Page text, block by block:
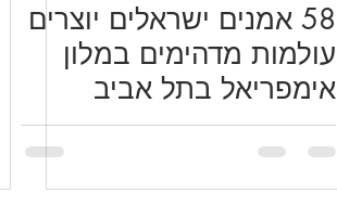
58 אמנים ישראלים יוצרים
עולמות מדהימים במלון
אימפריאל בתל אביב